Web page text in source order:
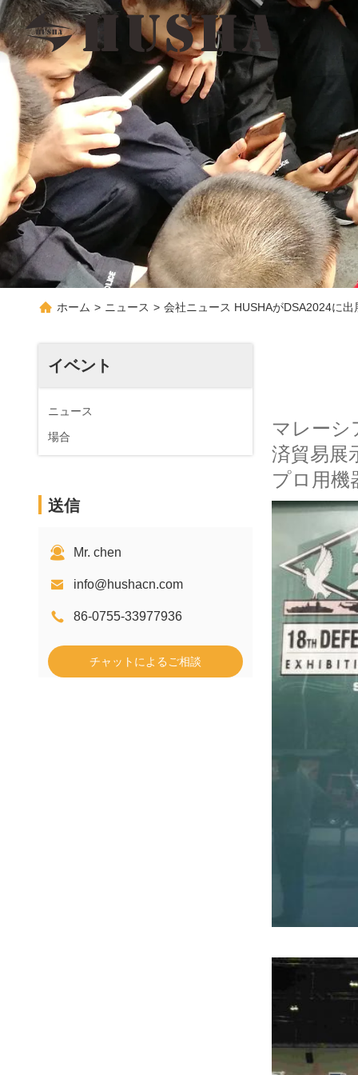
ホーム > ニュース > 会社ニュース HUSHAがDSA2024に出
イベント
ニュース
場合
送信
Mr. chen
info@hushacn.com
86-0755-33977936
チャットによるご相談
マレーシ
済貿易展
プロ用機